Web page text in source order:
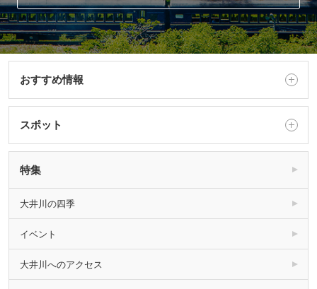
おすすめ情報
スポット
特集
大井川の四季
イベント
大井川へのアクセス